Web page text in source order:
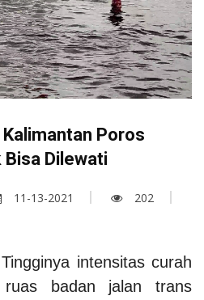
Poros
Bisa Dilewati
11-13-2021
202
Tingginya intensitas curah
badan jalan trans